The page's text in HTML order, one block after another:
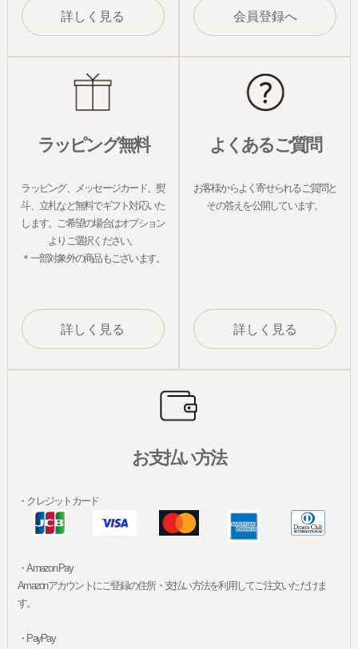
詳しく見る 会員登録へ
ラッピング無料
ラッピング、メッセージカード、熨
斗、立札など無料でギフト対応いた
します。ご希望の場合はオプション
よりご選択ください。
＊一部対象外の商品もございます。
詳しく見る
よくあるご質問
お客様からよく寄せられるご質問と
その答えを公開しています。
詳しく見る
お支払い方法
・クレジットカード
・Amazon Pay
Amazonアカウントにご登録の住所・支払い方法を利用してご注文いただけま
す。
・PayPay